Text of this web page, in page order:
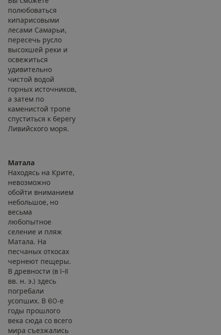
полюбоваться
кипарисовыми
лесами Самарьи,
пересечь русло
высохшей реки и
освежиться
удивительно
чистой водой
горных источников,
а затем по
каменистой тропе
спуститься к берегу
Ливийского моря.
Матала
Находясь на Крите,
невозможно
обойти вниманием
небольшое, но
весьма
любопытное
селение и пляж
Матала. На
песчаных откосах
чернеют пещеры.
В древности (в I–II
вв. н. э.) здесь
погребали
усопших. В 60-е
годы прошлого
века сюда со всего
мира съезжались